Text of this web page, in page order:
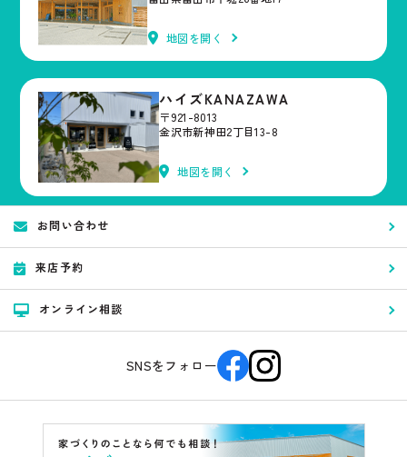
地図を開く
ハイズKANAZAWA
〒921-8013
金沢市新神田2丁目13-8
地図を開く
お問い合わせ
来店予約
オンライン相談
SNSをフォロー